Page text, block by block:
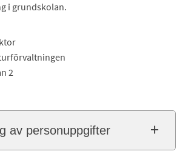
i grundskolan.
2
av personuppgifter